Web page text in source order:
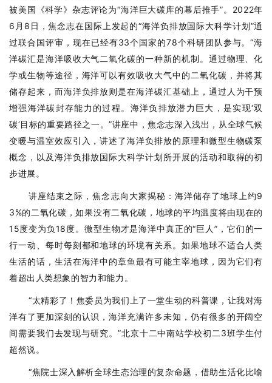
被美国 《科学》 杂志评论为“海洋巨大碳库的幕后推手”。2022年
6月8日，焦念志在国际上发起的“海洋负排放国际大科学计划”通
过联合国评审，现在已经有33个国家的78个科研团队参与。“海
洋碳汇是海洋吸收大气二氧化碳的一种新的机制。通过物理、化
学或生物等途径，海洋可以有效吸收大气中的二氧化碳，并将其
储存起来，而海洋负排放则是在海洋碳汇基础上，通过人为干预
增强海洋碳封存能力的过程。海洋负排放潜力巨大，是实现‘双
碳’目标的重要路径之一。”讲座中，焦念志深入浅出，从全球气候
变暖与温室效应引入，讲述了海洋负排放的原理和微型生物碳泵
概念，以及海洋负排放国际大科学计划所开展的活动和取得的初
步进展。
讲座结束之际，焦念志向大家揭秘：海洋储存了地球上约9
3%的二氧化碳，如果没有二氧化碳，地球的平均温度将由现在的
15度变为负18度。微型生物才是海洋中真正的“巨人”，它们的一
行一动、每时每刻都和地球的环境有关系。如果地球不适合人类
生活的话，生活在海洋中的章鱼最有可能主宰地球，因为它们有
着超出人类想象的智力和能力。
“太精彩了！焦委员为我们上了一堂生动的科普课，让我对海
洋有了更加深刻的认识，海洋充满许多未知，仍有很多的开阔空
间需要我们去发现与研究。”北京十二中南站学校初二3班学生付
超然说。
“焦院士深入解析全球生态治理的复杂命题，借助生活化比喻